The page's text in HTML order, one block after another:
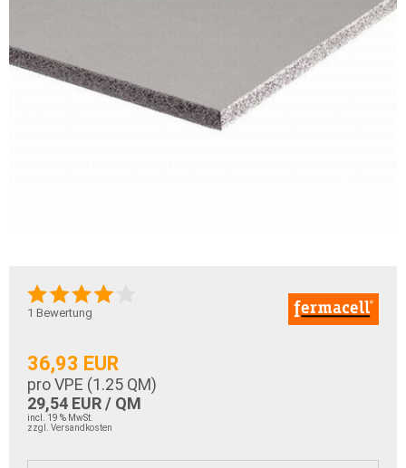
1 Bewertung
36,93 EUR
pro VPE (1.25 QM)
29,54 EUR / QM
incl. 19 % MwSt.
zzgl. Versandkosten